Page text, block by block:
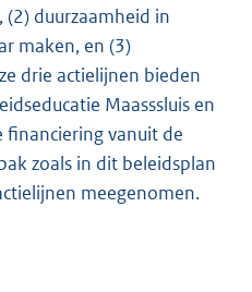
(2) duurzaamheid in
maken, en (3)
drie actielijnen bieden
Maasssluis en
financiering vanuit de
zoals in dit beleidsplan
meegenomen.